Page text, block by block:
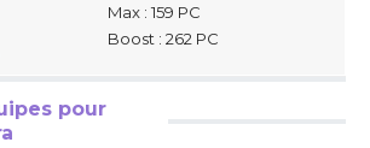
Max : 159 PC
Boost : 262 PC
pour